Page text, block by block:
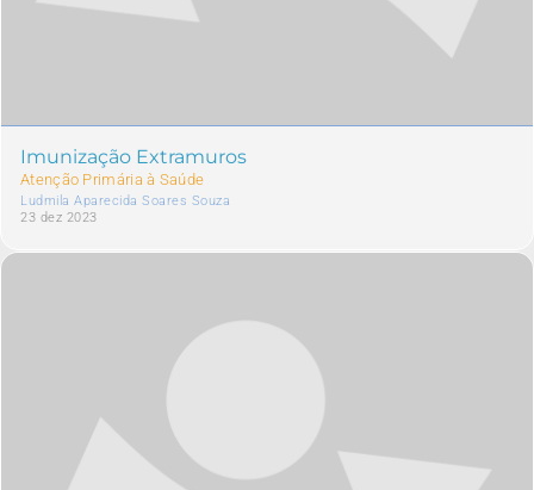
Imunização Extramuros
Atenção Primária à Saúde
Ludmila Aparecida Soares Souza
23 dez 2023